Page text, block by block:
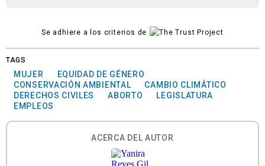
Se adhiere a los criterios de
TAGS
MUJER
EQUIDAD DE GÉNERO
CONSERVACIÓN AMBIENTAL
CAMBIO CLIMÁTICO
DERECHOS CIVILES
ABORTO
LEGISLATURA
EMPLEOS
ACERCA DEL AUTOR